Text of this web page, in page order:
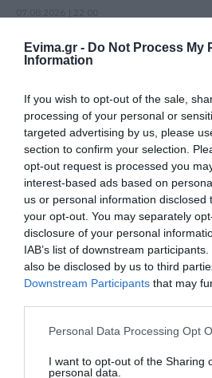
Evima.gr - Do Not Process My
Information
If you wish to opt-out of the sale,
processing of your personal or
targeted advertising by us, please
section to confirm your selection.
opt-out request is processed you
interest-based ads based on
us or personal information disclosed
your opt-out. You may separately
disclosure of your personal
IAB’s list of downstream
also be disclosed by us to third
Downstream Participants that may
Please note that this website/app
not limited to your visit or usage
Personal Data Processing Opt
I want to opt-out of the Sharing
personal data.
Νέο τροχαίο με υλικές ζημιές
Εύβοια: Γυναίκα έπεσε θύμα
διαδικτυακής απάτης –
για τρακτέρ που δεν παρέλαβε
07.08.2026 | 21:20
Τραγωδία στην Εύβοια: Άνδρας
ανασύρθηκε χωρίς τις
του από τη θάλασσα
07.08.2026 | 20:57
07.08.2026 | 20:40
Όλες οι τελευταίες
ΠΕΡΙΣΣΟΤΕΡΑ ΑΠΟ ΚΟΙΝΩΝΙΑ
Ο καιρός αλλάζει
40άρια μαζί με
θυελλώδη μελτέμια
Νέο